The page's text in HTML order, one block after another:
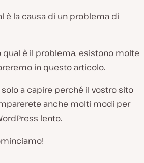
è la causa di un problema di
è il problema, esistono molte
in questo articolo.
a capire perché il vostro sito
anche molti modi per
lento.